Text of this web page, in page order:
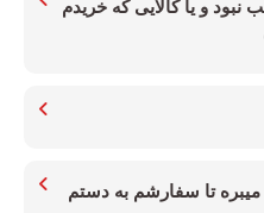
و یا کالایی که خریدم
تا سفارشم به دستم